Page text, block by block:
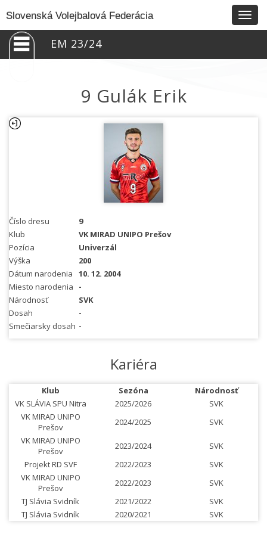
Slovenská Volejbalová Federácia
EM 23/24
9 Gulák Erik
Číslo dresu
9
Klub
VK MIRAD UNIPO Prešov
Pozícia
Univerzál
Výška
200
Dátum narodenia
10. 12. 2004
Miesto narodenia
-
Národnosť
SVK
Dosah
-
Smečiarsky dosah -
Kariéra
Klub Sezóna
Národnosť
VK SLÁVIA SPU Nitra
2025/2026
SVK
VK MIRAD UNIPO
Prešov
2024/2025
SVK
VK MIRAD UNIPO
Prešov
2023/2024
SVK
Projekt RD SVF
2022/2023
SVK
VK MIRAD UNIPO
Prešov
2022/2023
SVK
TJ Slávia Svidník
2021/2022
SVK
TJ Slávia Svidník
2020/2021 SVK